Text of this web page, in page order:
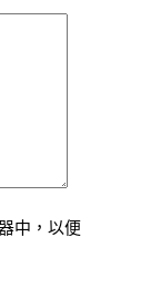
中，以便